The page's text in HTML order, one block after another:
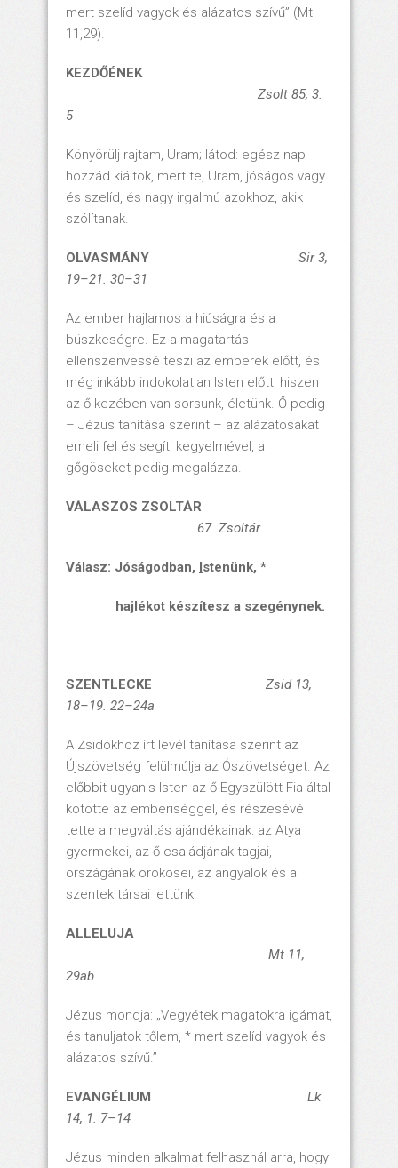
mert szelíd vagyok és alázatos szívű” (Mt
11,29).
KEZDŐÉNEK
Zsolt 85, 3.
5
Könyörülj rajtam, Uram; látod: egész nap
hozzád kiáltok, mert te, Uram, jóságos vagy
és szelíd, és nagy irgalmú azokhoz, akik
szólítanak.
OLVASMÁNY
Sir 3,
19–21. 30–31
Az ember hajlamos a hiúságra és a
büszkeségre. Ez a magatartás
ellenszenvessé teszi az emberek előtt, és
még inkább indokolatlan Isten előtt, hiszen
az ő kezében van sorsunk, életünk. Ő pedig
– Jézus tanítása szerint – az alázatosakat
emeli fel és segíti kegyelmével, a
gőgöseket pedig megalázza.
VÁLASZOS ZSOLTÁR
67. Zsoltár
Válasz: Jóságodban, Istenünk, *
hajlékot készítesz a szegénynek.
SZENTLECKE
Zsid 13,
18–19. 22–24a
A Zsidókhoz írt levél tanítása szerint az
Újszövetség felülmúlja az Ószövetséget. Az
előbbit ugyanis Isten az ő Egyszülött Fia által
kötötte az emberiséggel, és részesévé
tette a megváltás ajándékainak: az Atya
gyermekei, az ő családjának tagjai,
országának örökösei, az angyalok és a
szentek társai lettünk.
ALLELUJA
Mt 11,
29ab
Jézus mondja: „Vegyétek magatokra igámat,
és tanuljatok tőlem, * mert szelíd vagyok és
alázatos szívű.”
EVANGÉLIUM
Lk
14, 1. 7–14
Jézus minden alkalmat felhasznál arra, hogy